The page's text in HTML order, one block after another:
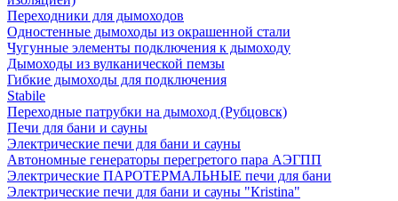
Переходники для дымоходов
Одностенные дымоходы из окрашенной стали
Чугунные элементы подключения к дымоходу
Дымоходы из вулканической пемзы
Гибкие дымоходы для подключения
Stabile
Переходные патрубки на дымоход (Рубцовск)
Печи для бани и сауны
Электрические печи для бани и сауны
Автономные генераторы перегретого пара АЭГПП
Электрические ПАРОТЕРМАЛЬНЫЕ печи для бани
Электрические печи для бани и сауны "Кristina"